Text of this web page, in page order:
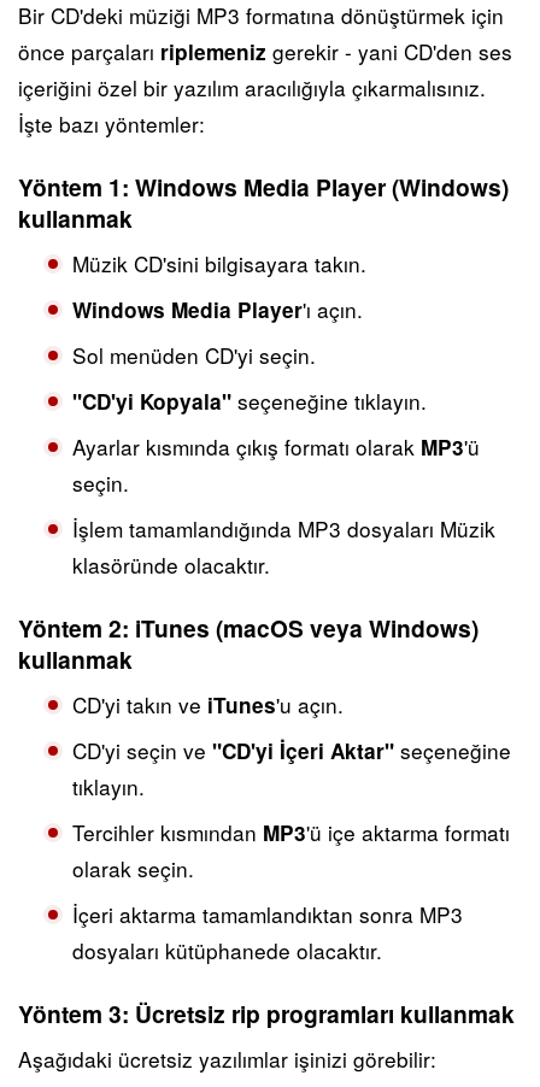
Bir CD'deki müziği MP3 formatına dönüştürmek için
önce parçaları riplemeniz gerekir - yani CD'den ses
içeriğini özel bir yazılım aracılığıyla çıkarmalısınız.
İşte bazı yöntemler:
Yöntem 1: Windows Media Player (Windows)
kullanmak
Müzik CD'sini bilgisayara takın.
Windows Media Player'ı açın.
Sol menüden CD'yi seçin.
"CD'yi Kopyala" seçeneğine tıklayın.
Ayarlar kısmında çıkış formatı olarak MP3'ü
seçin.
İşlem tamamlandığında MP3 dosyaları Müzik
klasöründe olacaktır.
Yöntem 2: iTunes (macOS veya Windows)
kullanmak
CD'yi takın ve iTunes'u açın.
CD'yi seçin ve "CD'yi İçeri Aktar" seçeneğine
tıklayın.
Tercihler kısmından MP3'ü içe aktarma formatı
olarak seçin.
İçeri aktarma tamamlandıktan sonra MP3
dosyaları kütüphanede olacaktır.
Yöntem 3: Ücretsiz rip programları kullanmak
Aşağıdaki ücretsiz yazılımlar işinizi görebilir: